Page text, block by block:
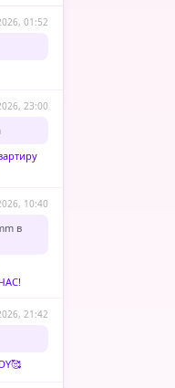
01:52
23:00
10:40
в
21:42